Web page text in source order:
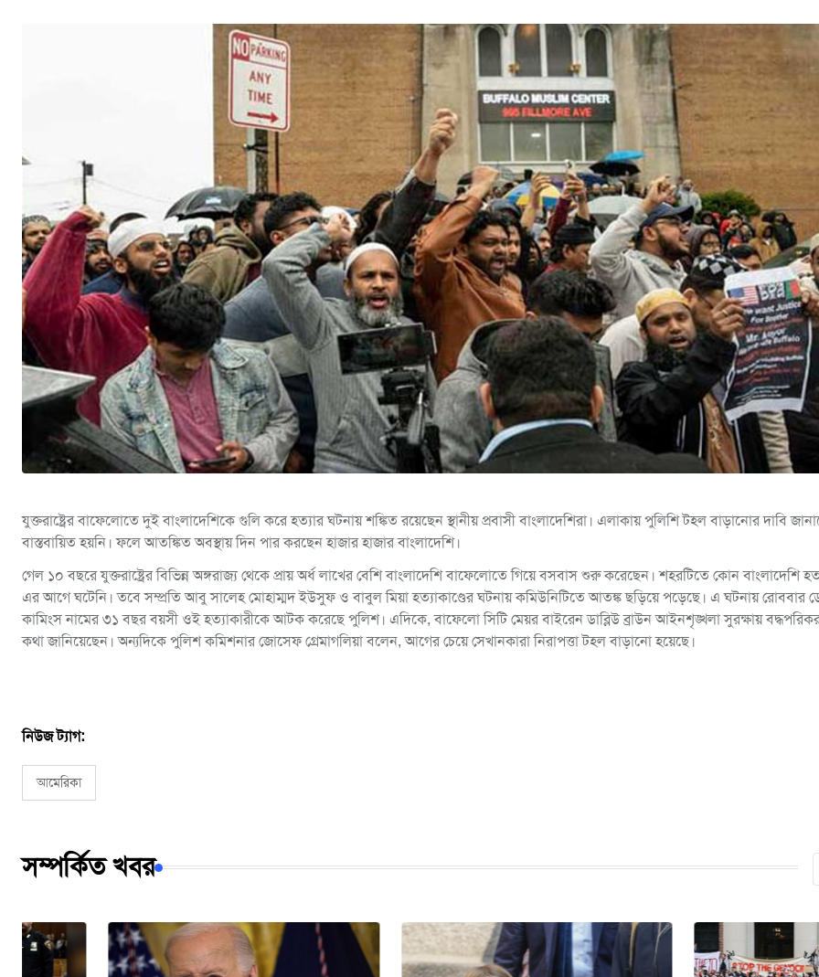
যুক্তরাষ্ট্রের বাফেলোতে দুই বাংলাদেশিকে গুলি করে হত্যার ঘটনায় শঙ্কিত রয়েছেন স্থানীয় প্রবাসী বাংলাদেশিরা। এলাকায় পুলিশি টহল বাড়ানোর দাবি
বাস্তবায়িত হয়নি। ফলে আতঙ্কিত অবস্থায় দিন পার করছেন হাজার হাজার বাংলাদেশি।
গেল ১০ বছরে যুক্তরাষ্ট্রের বিভিন্ন অঙ্গরাজ্য থেকে প্রায় অর্ধ লাখের বেশি বাংলাদেশি বাফেলোতে গিয়ে বসবাস শুরু করেছেন। শহরটিতে কোন বাংলাদেশি
এর আগে ঘটেনি। তবে সম্প্রতি আবু সালেহ মোহাম্মদ ইউসুফ ও বাবুল মিয়া হত্যাকাণ্ডের ঘটনায় কমিউনিটিতে আতঙ্ক ছড়িয়ে পড়েছে। এ ঘটনায় রোববার
কামিংস নামের ৩১ বছর বয়সী ওই হত্যাকারীকে আটক করেছে পুলিশ। এদিকে, বাফেলো সিটি মেয়র বাইরেন ডাব্লিউ ব্রাউন আইনশৃঙ্খলা সুরক্ষায়
কথা জানিয়েছেন। অন্যদিকে পুলিশ কমিশনার জোসেফ গ্রেমাগলিয়া বলেন, আগের চেয়ে সেখানকারা নিরাপত্তা টহল বাড়ানো হয়েছে।
নিউজ ট্যাগ:
আমেরিকা
সম্পর্কিত খবর